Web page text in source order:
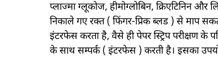
प्लाज्मा ग्लूकोज, हीमोग्लोबिन, क्रिएटिनिन और
निकाले गए रक्त ( फिंगर-प्रिक ब्लड ) से माप
इंटरफेस करता है, वैसे ही पेपर स्ट्रिप परीक्षण के
के साथ सम्पर्क ( इंटरफेस ) करती है। इसका